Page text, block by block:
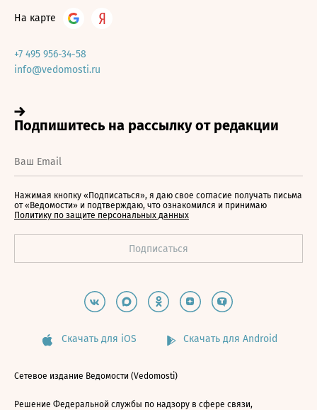
На карте
+7 495 956-34-58
info@vedomosti.ru
Нажимая кнопку «Подписаться», я даю свое согласие получать письма
от «Ведомости» и подтверждаю, что ознакомился и принимаю
Политику по защите персональных данных
Скачать для iOS Скачать для Android
Сетевое издание Ведомости (Vedomosti)
Решение Федеральной службы по надзору в сфере связи,